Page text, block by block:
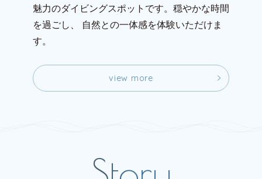
魅力のダイビングスポットです。穏やかな時間
を過ごし、
自然との一体感を体験いただけま
す。
view more